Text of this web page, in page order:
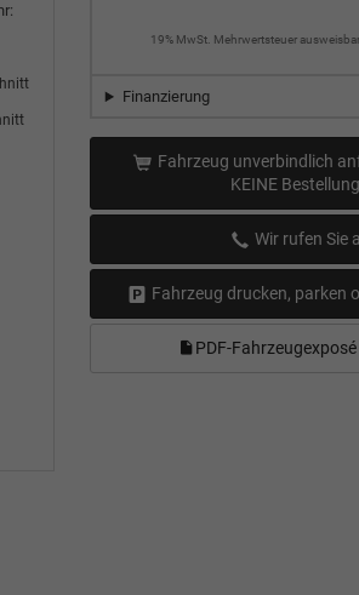
19% MwSt. Mehrwertsteuer
Finanzierung
Fahrzeug unverbindlich
KEINE
Wir rufen Sie
Fahrzeug drucken, parken
PDF-